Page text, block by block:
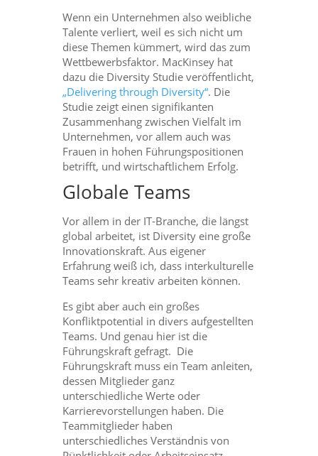
Wenn ein Unternehmen also weibliche
Talente verliert, weil es sich nicht um
diese Themen kümmert, wird das zum
Wettbewerbsfaktor. MacKinsey hat
dazu die Diversity Studie veröffentlicht,
„Delivering through Diversity“. Die
Studie zeigt einen signifikanten
Zusammenhang zwischen Vielfalt im
Unternehmen, vor allem auch was
Frauen in hohen Führungspositionen
betrifft, und wirtschaftlichem Erfolg.
Globale Teams
Vor allem in der IT-Branche, die längst
global arbeitet, ist Diversity eine große
Innovationskraft. Aus eigener
Erfahrung weiß ich, dass interkulturelle
Teams sehr kreativ arbeiten können.
Es gibt aber auch ein großes
Konfliktpotential in divers aufgestellten
Teams. Und genau hier ist die
Führungskraft gefragt. Die
Führungskraft muss ein Team anleiten,
dessen Mitglieder ganz
unterschiedliche Werte oder
Karrierevorstellungen haben. Die
Teammitglieder haben
unterschiedliches Verständnis von